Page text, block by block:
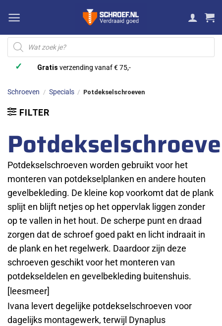
naar
inhoud
Producten
zoeken
✓ Gratis verzending vanaf € 75,-
Schroeven / Specials / Potdekselschroeven
FILTER
Potdekselschroeven worden gebruikt voor het
monteren van potdekselplanken en andere houten
gevelbekleding. De kleine kop voorkomt dat de plank
splijt en blijft netjes op het oppervlak liggen zonder
op te vallen in het hout. De scherpe punt en draad
zorgen dat de schroef goed pakt en licht indraait in
de plank en het regelwerk. Daardoor zijn deze
schroeven geschikt voor het monteren van
potdekseldelen en gevelbekleding buitenshuis.
[leesmeer]
Ivana levert degelijke potdekselschroeven voor
dagelijks montagewerk, terwijl Dynaplus